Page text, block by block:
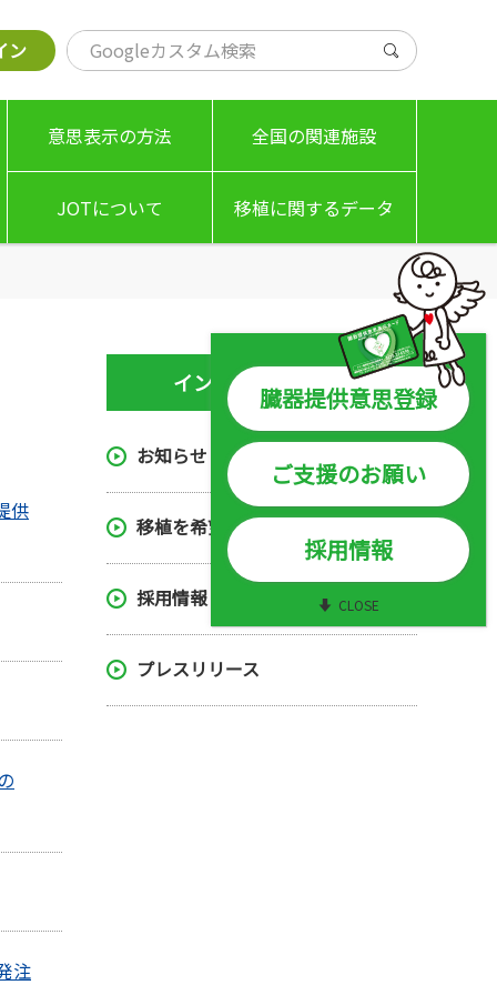
ン
意思表示の方法 全国の関連施設
JOTについて
組織図 / 名簿
業務・財務に関する資料
移植に関するデータ
臓器提供数 / 移植数
脳死での臓器提供
移植施設の実績等
ニュースレター
臓器提供・移植データブック
供
注
インフォメーション
お知らせ
移植を希望する方へ
採用情報
プレスリリース
臓器提供意思登録
ご支援のお願い
採用情報
CLOSE